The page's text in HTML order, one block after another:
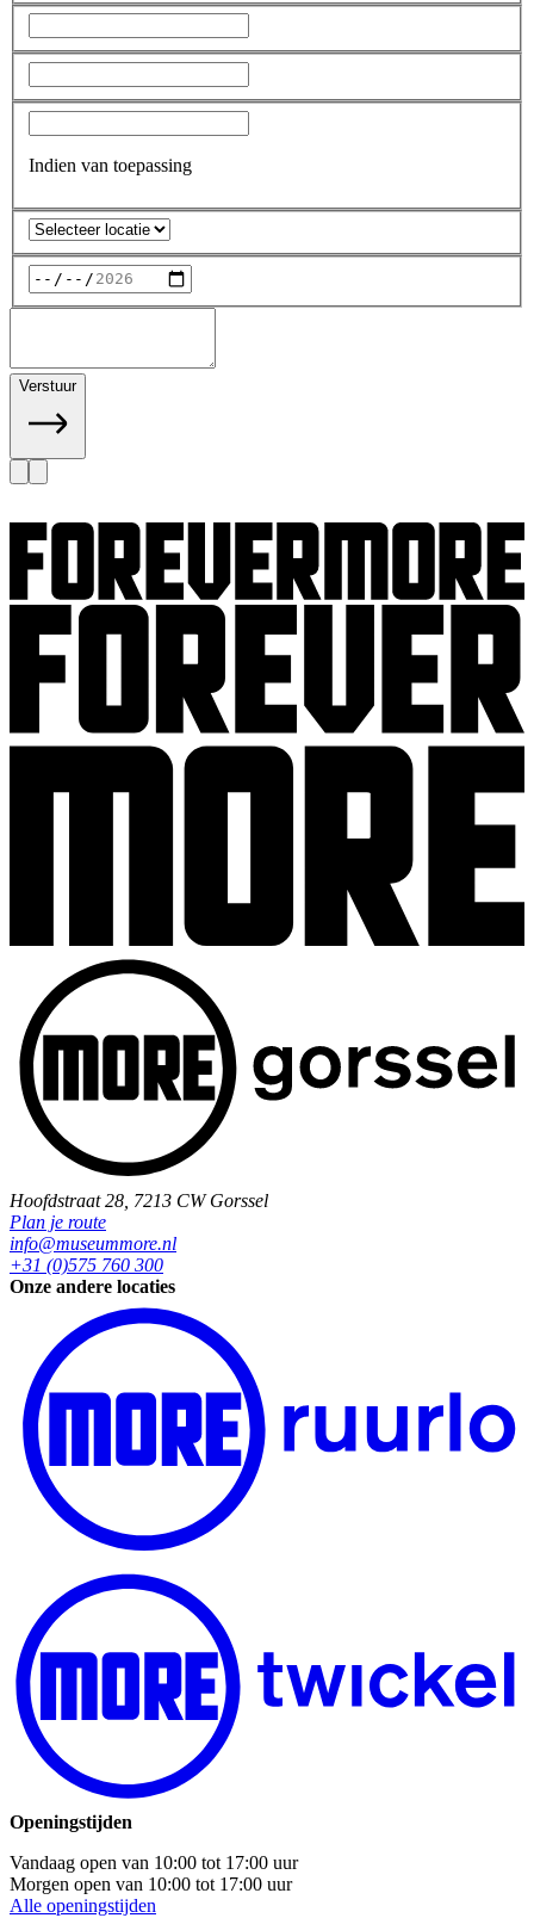
Indien van toepassing
Verstuur
Hoofdstraat 28, 7213 CW Gorssel
Plan je route
info@museummore.nl
+31 (0)575 760 300
Onze andere locaties
Openingstijden
Vandaag open van 10:00 tot 17:00 uur
Morgen open van 10:00 tot 17:00 uur
Alle openingstijden